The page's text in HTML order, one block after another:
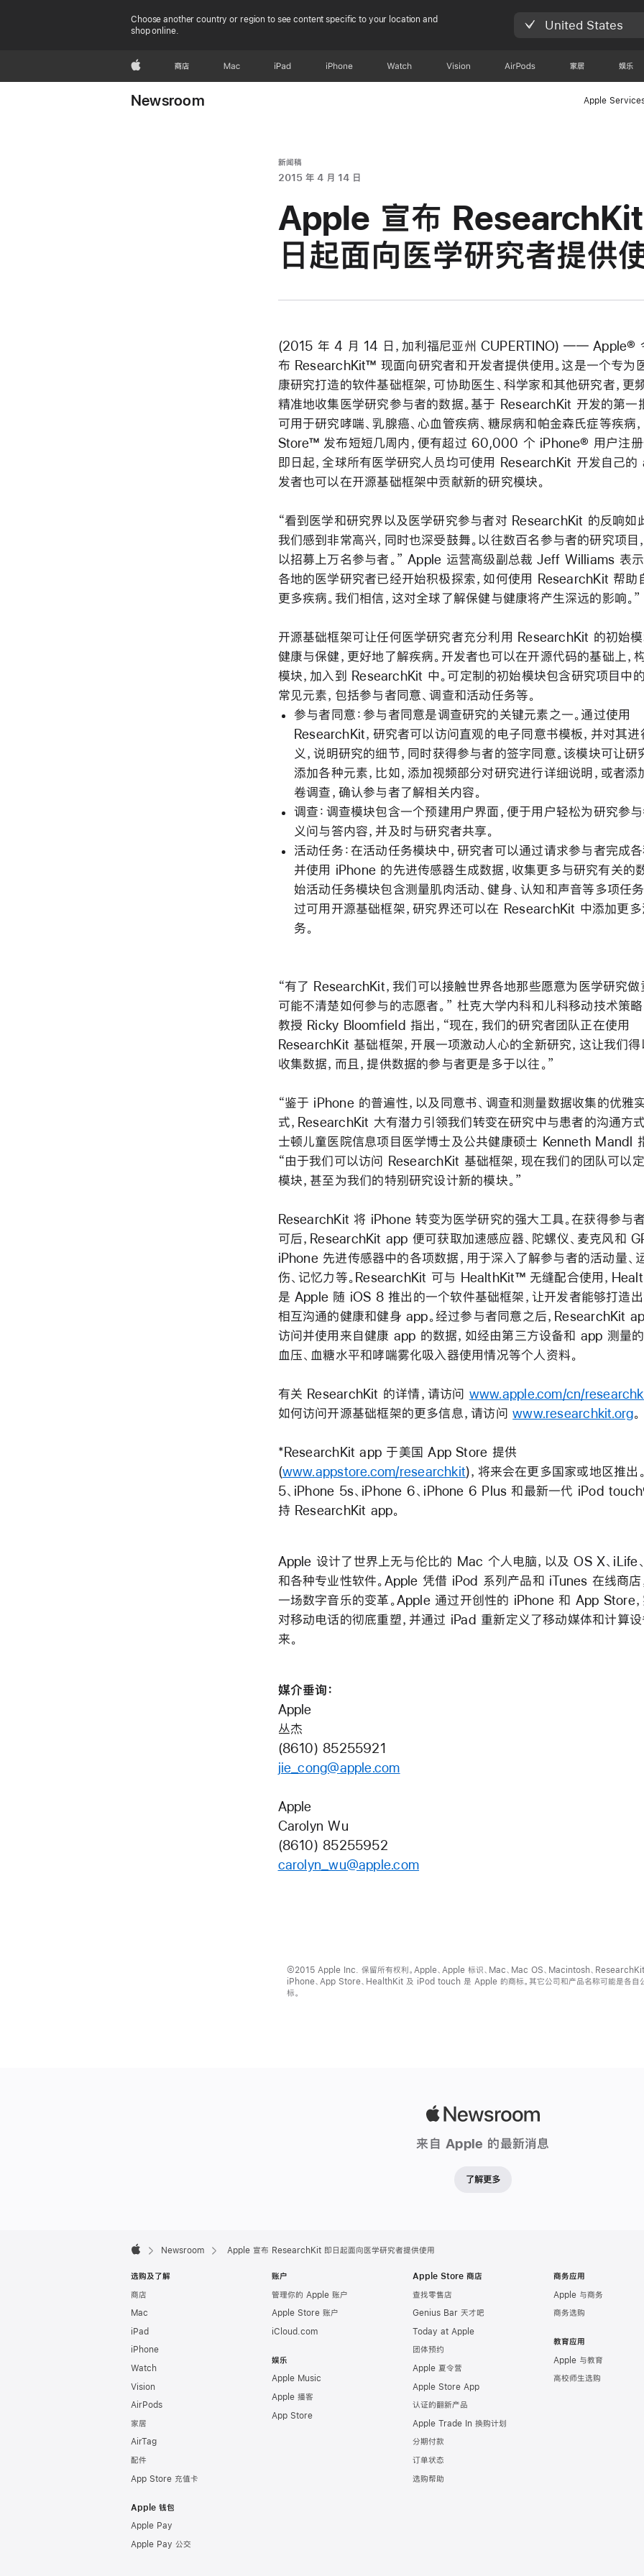
Choose another country or region to see content specific to your location and
shop online.
United States
Apple 商店 Mac iPad iPhone Watch Vision AirPods 家居 娱乐
Newsroom Apple
新闻稿
2015 年 4 月 14 日
Apple 宣布
日起面向医学研究者提供
(2015 年 4 月 14 日，加利福尼亚州 CUPERTINO) ―― Apple®
布 ResearchKit™ 现面向研究者和开发者提供使用。这是一个专为
康研究打造的软件基础框架，可协助医生、科学家和其他研究者，更
精准地收集医学研究参与者的数据。基于 ResearchKit 开发的第一
可用于研究哮喘、乳腺癌、心血管疾病、糖尿病和帕金森氏症等疾病
Store™ 发布短短几周内，便有超过 60,000 个 iPhone® 用户注册
即日起，全球所有医学研究人员均可使用 ResearchKit 开发自己的
发者也可以在开源基础框架中贡献新的研究模块。
“看到医学和研究界以及医学研究参与者对 ResearchKit 的反响如
我们感到非常高兴，同时也深受鼓舞。以往数百名参与者的研究项目
以招募上万名参与者。” Apple 运营高级副总裁 Jeff Williams 表示
各地的医学研究者已经开始积极探索，如何使用 ResearchKit 帮助
更多疾病。我们相信，这对全球了解保健与健康将产生深远的影响。”
开源基础框架可让任何医学研究者充分利用 ResearchKit 的初始模
健康与保健，更好地了解疾病。开发者也可以在开源代码的基础上，
模块，加入到 ResearchKit 中。可定制的初始模块包含研究项目中
常见元素，包括参与者同意、调查和活动任务等。
参与者同意：参与者同意是调查研究的关键元素之一。通过使用
ResearchKit，研究者可以访问直观的电子同意书模板，并对其进
义，说明研究的细节，同时获得参与者的签字同意。该模块可让研
添加各种元素，比如，添加视频部分对研究进行详细说明，或者添
卷调查，确认参与者了解相关内容。
调查：调查模块包含一个预建用户界面，便于用户轻松为研究参
义问与答内容，并及时与研究者共享。
活动任务：在活动任务模块中，研究者可以通过请求参与者完成各
并使用 iPhone 的先进传感器生成数据，收集更多与研究有关的
始活动任务模块包含测量肌肉活动、健身、认知和声音等多项任务
过可用开源基础框架，研究界还可以在 ResearchKit 中添加更
务。
“有了 ResearchKit，我们可以接触世界各地那些愿意为医学研究做
可能不清楚如何参与的志愿者。” 杜克大学内科和儿科移动技术策
教授 Ricky Bloomfield 指出，“现在，我们的研究者团队正在使用
ResearchKit 基础框架，开展一项激动人心的全新研究，这让我们
收集数据，而且，提供数据的参与者更是多于以往。”
“鉴于 iPhone 的普遍性，以及同意书、调查和测量数据收集的优雅
式，ResearchKit 大有潜力引领我们转变在研究中与患者的沟通方
士顿儿童医院信息项目医学博士及公共健康硕士 Kenneth Mandl
“由于我们可以访问 ResearchKit 基础框架，现在我们的团队可以
模块，甚至为我们的特别研究设计新的模块。”
ResearchKit 将 iPhone 转变为医学研究的强大工具。在获得参与
可后，ResearchKit app 便可获取加速感应器、陀螺仪、麦克风和
iPhone 先进传感器中的各项数据，用于深入了解参与者的活动量、
伤、记忆力等。ResearchKit 可与 HealthKit™ 无缝配合使用，
是 Apple 随 iOS 8 推出的一个软件基础框架，让开发者能够打造
相互沟通的健康和健身 app。经过参与者同意之后，ResearchKit
访问并使用来自健康 app 的数据，如经由第三方设备和 app 测量的
血压、血糖水平和哮喘雾化吸入器使用情况等个人资料。
有关 ResearchKit 的详情，请访问 www.apple.com/cn/
如何访问开源基础框架的更多信息，请访问www.researchkit.org。
*ResearchKit app 于美国 App Store 提供
(www.appstore.com/researchkit)，将来会在更多国家或地区推出
5、iPhone 5s、iPhone 6、iPhone 6 Plus 和最新一代 iPod
持 ResearchKit app。
Apple 设计了世界上无与伦比的 Mac 个人电脑，以及 OS X、iLife
和各种专业性软件。Apple 凭借 iPod 系列产品和 iTunes 在线商店
一场数字音乐的变革。Apple 通过开创性的 iPhone 和 App Store
对移动电话的彻底重塑，并通过 iPad 重新定义了移动媒体和计算
来。
媒介垂询：
Apple
丛杰
(8610) 85255921
jie_cong@apple.com
Apple
Carolyn Wu
(8610) 85255952
carolyn_wu@apple.com
©2015 Apple Inc. 保留所有权利。Apple、Apple 标识、Mac、Mac OS、Macintosh、ResearchKit
iPhone、App Store、HealthKit 及 iPod touch 是 Apple 的商标。其它公司和产品名称可能是各自
标。
来自 Apple 的最新消息
了解更多
Footer

Newsroom Apple 宣布 ResearchKit 即日起面向医学研究者提供使用
选购及了解
商店
Mac
iPad
iPhone
Watch
Vision
AirPods
家居
AirTag
配件
App Store 充值卡
Apple 钱包
Apple Pay
Apple Pay 公交
账户
管理你的 Apple 账户
Apple Store 账户
iCloud.com
娱乐
Apple Music
Apple 播客
App Store
Apple Store 商店
查找零售店
Genius Bar 天才吧
Today at Apple
团体预约
Apple 夏令营
Apple Store App
认证的翻新产品
Apple Trade In 换购计划
分期付款
订单状态
选购帮助
商务应用
Apple 与商务
商务选购
教育应用
Apple 与教育
高校师生选购